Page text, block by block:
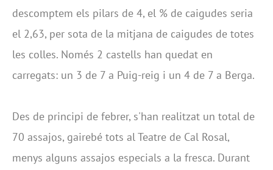
descomptem els pilars de 4, el % de caigudes seria
el 2,63, per sota de la mitjana de caigudes de totes
les colles. Només 2 castells han quedat en
carregats: un 3 de 7 a Puig-reig i un 4 de 7 a Berga.
Des de principi de febrer, s'han realitzat un total de
70 assajos, gairebé tots al Teatre de Cal Rosal,
menys alguns assajos especials a la fresca. Durant